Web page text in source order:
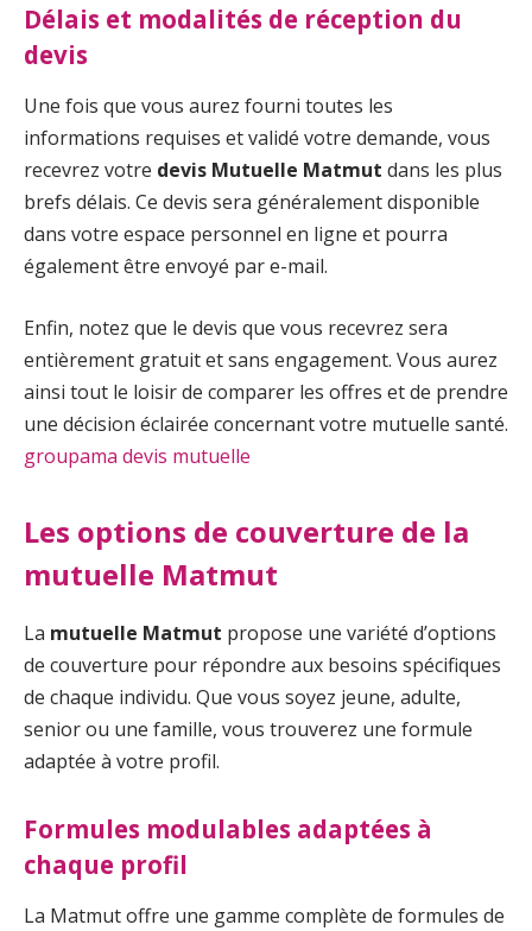
Délais et modalités de réception du
devis
Une fois que vous aurez fourni toutes les
informations requises et validé votre demande, vous
recevrez votre devis Mutuelle Matmut dans les plus
brefs délais. Ce devis sera généralement disponible
dans votre espace personnel en ligne et pourra
également être envoyé par e-mail.
Enfin, notez que le devis que vous recevrez sera
entièrement gratuit et sans engagement. Vous aurez
ainsi tout le loisir de comparer les offres et de prendre
une décision éclairée concernant votre mutuelle santé.
groupama devis mutuelle
Les options de couverture de la
mutuelle Matmut
La mutuelle Matmut propose une variété d’options
de couverture pour répondre aux besoins spécifiques
de chaque individu. Que vous soyez jeune, adulte,
senior ou une famille, vous trouverez une formule
adaptée à votre profil.
Formules modulables adaptées à
chaque profil
La Matmut offre une gamme complète de formules de